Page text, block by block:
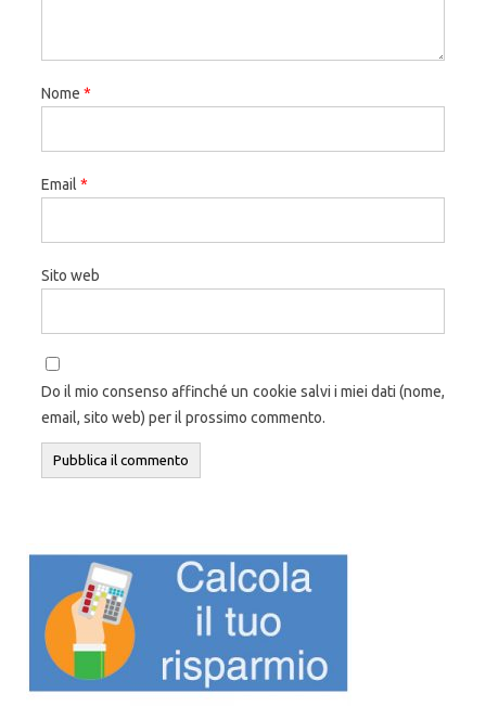
Nome *
Email *
Sito web
Do il mio consenso affinché un cookie salvi i miei dati (nome,
email, sito web) per il prossimo commento.